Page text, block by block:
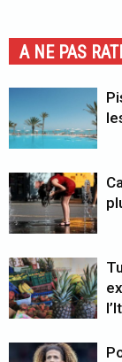
A NE PAS